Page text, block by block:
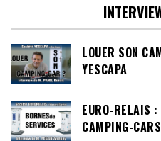
LOUER SON
YESCAPA
EURO-RELAIS :
CAMPING-CARS